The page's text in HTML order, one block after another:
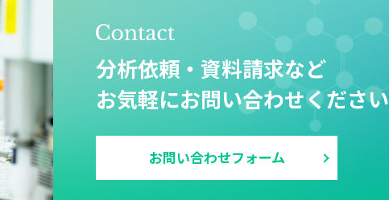
分析依頼・資料請求など
お気軽にお問い合わせください
お問い合わせフォーム